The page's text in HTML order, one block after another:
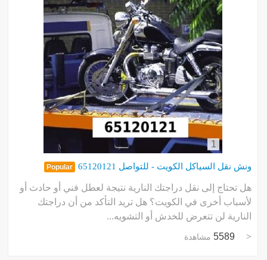
1
ونش نقل السياكل الكويت - للتواصل 65120121 Popular
هل تحتاج إلى نقل دراجتك النارية نتيجة لعطل فني أو حادث أو
لأسباب أخرى في الكويت؟ هل تريد التأكد من أن دراجتك
النارية لن تتعرض للخدش أو التشويه...
5589 مشاهدة